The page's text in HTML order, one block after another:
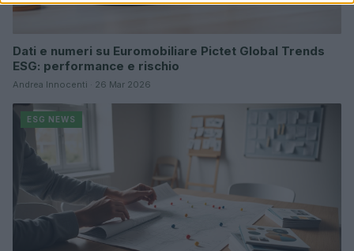
Dati e numeri su Euromobiliare Pictet Global Trends
ESG: performance e rischio
Andrea Innocenti · 26 Mar 2026
ESG NEWS